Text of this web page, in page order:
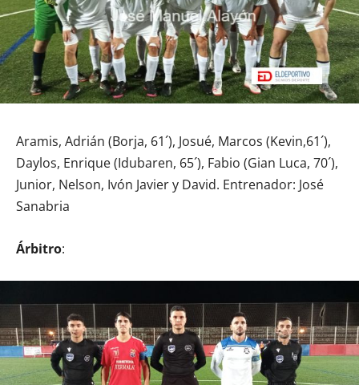
Aramis, Adrián (Borja, 61´), Josué, Marcos (Kevin,61´),
Daylos, Enrique (Idubaren, 65´), Fabio (Gian Luca, 70´),
Junior, Nelson, Ivón Javier y David. Entrenador: José
Sanabria
Árbitro: